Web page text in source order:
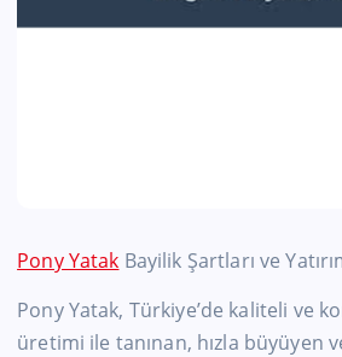
Pony Yatak Bayilik Şartları ve
Pony Yatak, Türkiye’de kaliteli ve
üretimi ile tanınan, hızla büyüyen